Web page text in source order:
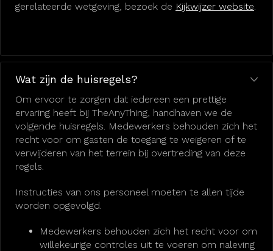
gerelateerde wetgeving, bezoek de Kijkwijzer website.
Wat zijn de huisregels?
Om ervoor te zorgen dat iedereen een prettige
ervaring heeft bij TheAnyThing, handhaven we de
volgende huisregels. Medewerkers behouden zich het
recht voor om gasten de toegang te weigeren of te
verwijderen van het terrein bij overtreding van deze
regels.
Instructies van ons personeel moeten te allen tijde
worden opgevolgd.
Medewerkers behouden zich het recht voor om
willekeurige controles uit te voeren om naleving